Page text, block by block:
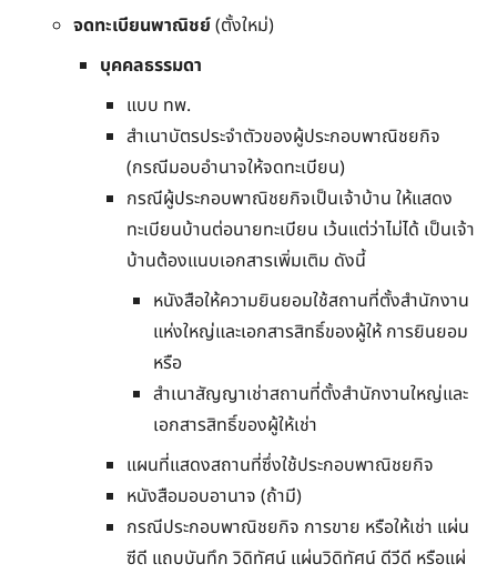
จดทะเบียนพาณิชย์(ตั้งใหม่)
บุคคลธรรมดา
แบบ ทพ.
สำเนาบัตรประจำตัวของผู้ประกอบพาณิชยกิจ
(กรณีมอบอำนาจให้จดทะเบียน)
กรณีผู้ประกอบพาณิชยกิจเป็นเจ้าบ้าน ให้แสดง
ทะเบียนบ้านต่อนายทะเบียน เว้นแต่ว่าไม่ได้ เป็นเจ้า
บ้านต้องแนบเอกสารเพิ่มเติม ดังนี้
หนังสือให้ความยินยอมใช้สถานที่ตั้งสำนักงาน
แห่งใหญ่และเอกสารสิทธิ์ของผู้ให้ การยินยอม
หรือ
สำเนาสัญญาเช่าสถานที่ตั้งสำนักงานใหญ่และ
เอกสารสิทธิ์ของผู้ให้เช่า
แผนที่แสดงสถานที่ซึ่งใช้ประกอบพาณิชยกิจ
หนังสือมอบอานาจ (ถ้ามี)
กรณีประกอบพาณิชยกิจ การขาย หรือให้เช่า แผ่น
ซีดี แถบบันทึก วิดิทัศน์ แผ่นวิดิทัศน์ ดีวีดี หรือแผ่